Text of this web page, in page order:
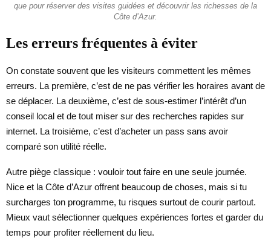
que pour réserver des visites guidées et découvrir les richesses de la
Côte d’Azur.
Les erreurs fréquentes à éviter
On constate souvent que les visiteurs commettent les mêmes
erreurs. La première, c’est de ne pas vérifier les horaires avant de
se déplacer. La deuxième, c’est de sous-estimer l’intérêt d’un
conseil local et de tout miser sur des recherches rapides sur
internet. La troisième, c’est d’acheter un pass sans avoir
comparé son utilité réelle.
Autre piège classique : vouloir tout faire en une seule journée.
Nice et la Côte d’Azur offrent beaucoup de choses, mais si tu
surcharges ton programme, tu risques surtout de courir partout.
Mieux vaut sélectionner quelques expériences fortes et garder du
temps pour profiter réellement du lieu.